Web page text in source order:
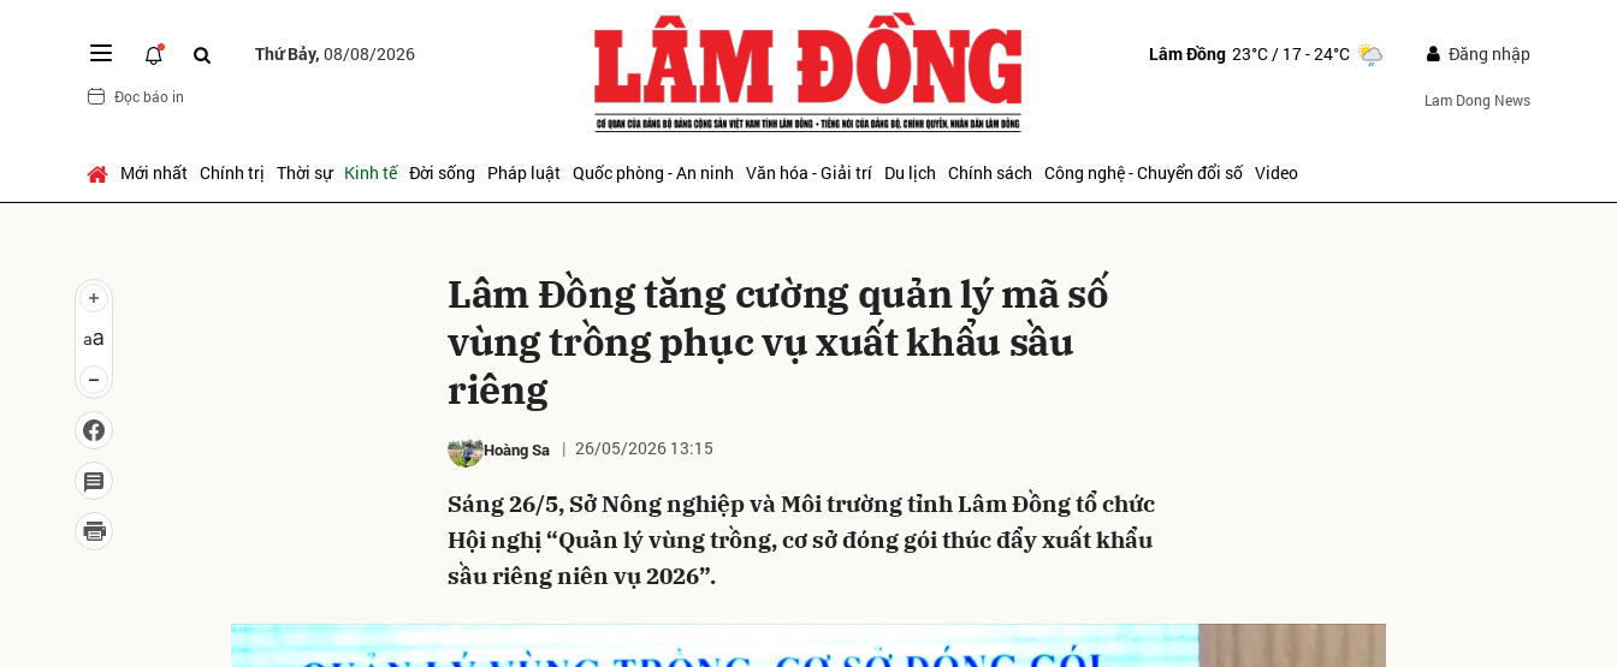
Thứ Bảy, 08/08/2026
Đọc báo in
Lâm Đồng 23°C/ 17 - 24°C Đăng nhập
Lam Dong News
Mới nhất Chính trị Thời sự Kinh tế Đời sống Pháp luật Quốc phòng - An ninh Văn hóa - Giải trí Du lịch Chính sách Công nghệ - Chuyển đổi số Video
Lâm Đồng tăng cường quản lý mã số
vùng trồng phục vụ xuất khẩu sầu
riêng
Hoàng Sa 26/05/2026 13:15
Sáng 26/5, Sở Nông nghiệp và Môi trường tỉnh Lâm Đồng tổ chức
Hội nghị “Quản lý vùng trồng, cơ sở đóng gói thúc đẩy xuất khẩu
sầu riêng niên vụ 2026”.
Gửi bình luận